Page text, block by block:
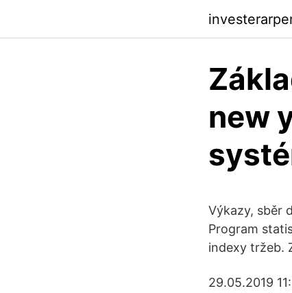
new
Výkazy, sběr
Program
indexy tržeb.
29.05.2019